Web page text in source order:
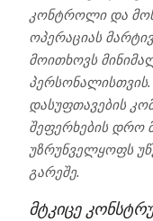
კონტროლი და
ოპერაციას
მოითხოვს
დასუფთავების
შეფერხების დრო
უზრუნველყოფს
გარეშე.
მტკიცე